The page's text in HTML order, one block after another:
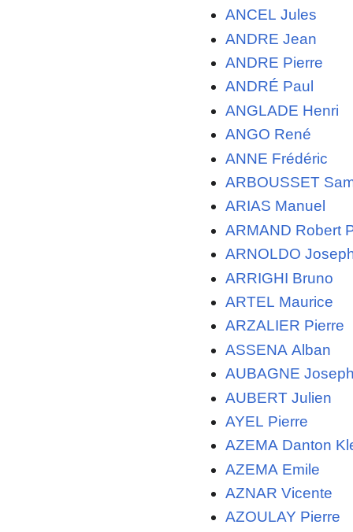
ANCEL Jules
ANDRE Jean
ANDRE Pierre
ANDRÉ Paul
ANGLADE Henri
ANGO René
ANNE Frédéric
ARBOUSSET
ARIAS Manuel
ARMAND Robert
ARNOLDO
ARRIGHI Bruno
ARTEL Maurice
ARZALIER Pierre
ASSENA Alban
AUBAGNE
AUBERT Julien
AYEL Pierre
AZEMA Danton
AZEMA Emile
AZNAR Vicente
AZOULAY Pierre